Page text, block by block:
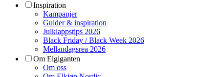
Inspiration
Kampanjer
Guider & inspiration
Julklappstips 2026
Black Friday / Black Week 2026
Mellandagsrea 2026
Om Elgiganten
Om oss